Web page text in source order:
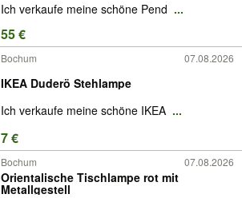
Ich verkaufe meine schöne Pend ...
55 €
Bochum 07.08.2026
IKEA Duderö Stehlampe
Ich verkaufe meine schöne IKEA ...
7 €
Bochum 07.08.2026
Orientalische Tischlampe rot mit
Metallgestell